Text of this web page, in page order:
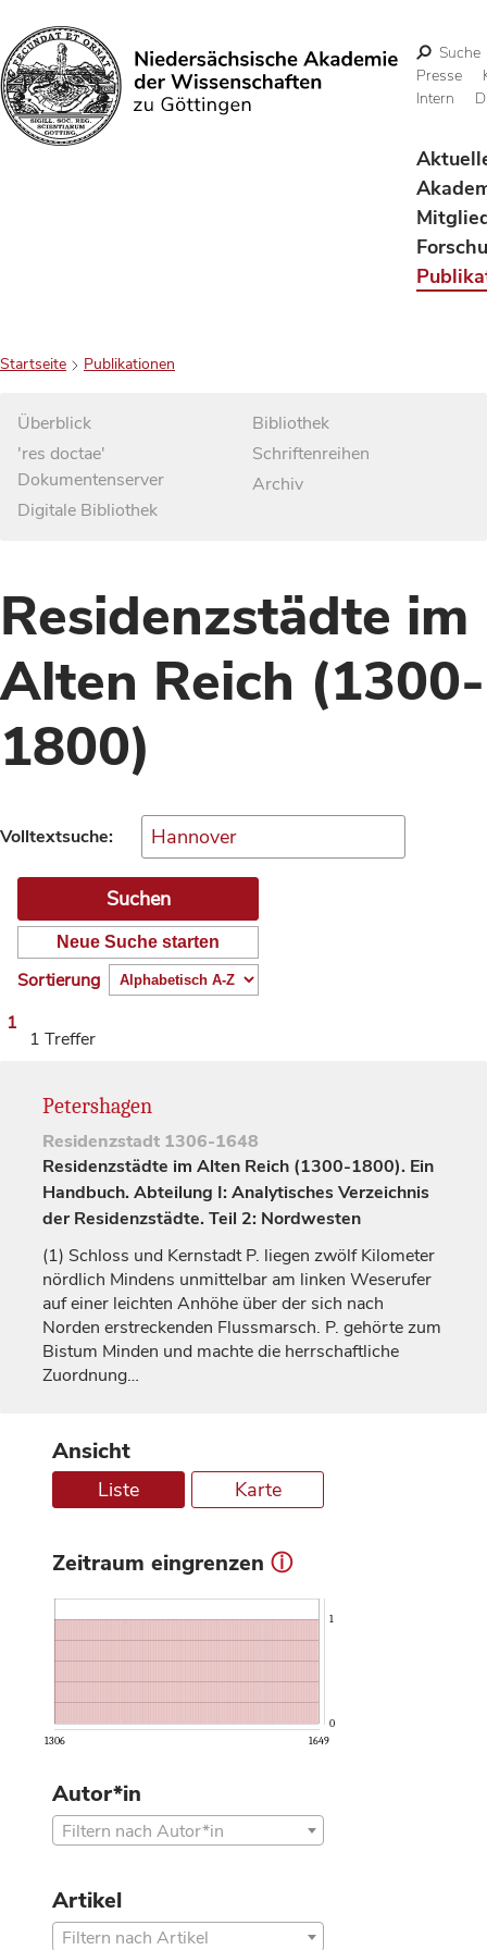
Suchen
Suche
Presse
Intern
Startseite Publikationen
Überblick
'res doctae'
Dokumentenserver
Digitale Bibliothek
Bibliothek
Schriftenreihen
Archiv
Residenzstädte im
Alten Reich (1300-
1800)
Volltextsuche:
Neue Suche starten
Sortierung
1
1 Treffer
Petershagen
Residenzstadt 1306-1648
Residenzstädte im Alten Reich (1300-1800). Ein
Handbuch. Abteilung I: Analytisches Verzeichnis
der Residenzstädte. Teil 2: Nordwesten
(1) Schloss und Kernstadt P. liegen zwölf Kilometer
nördlich Mindens unmittelbar am linken Weserufer
auf einer leichten Anhöhe über der sich nach
Norden erstreckenden Flussmarsch. P. gehörte zum
Bistum Minden und machte die herrschaftliche
Zuordnung…
Ansicht
Liste Karte
Zeitraum eingrenzen ⓘ
1306 1649
0
1
Autor*in
Filtern nach Autor*in
Artikel
Filtern nach Artikel